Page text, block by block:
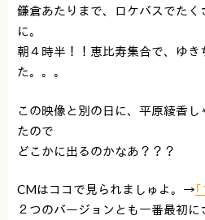
鎌倉あたりまで、ロケバスでた
に。
朝４時半！！恵比寿集合で、ゆき
た。。。
この映像と別の日に、平原綾香
たので
どこかに出るのかなあ？？？
CMはココで見られましゅよ。→
２つのバージョンとも一番最初に